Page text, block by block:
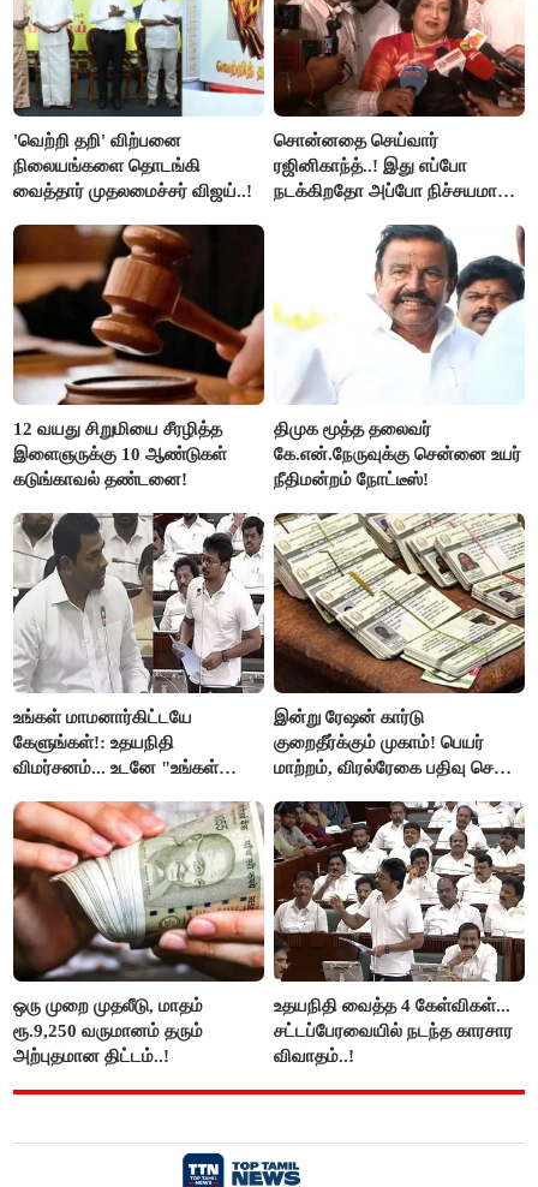
'வெற்றி தறி' விற்பனை
நிலையங்களை தொடங்கி
வைத்தார் முதலமைச்சர் விஜய்..!
சொன்னதை செய்வார்
ரஜினிகாந்த்..! இது எப்போ
நடக்கிறதோ அப்போ நிச்சயமாக
ரஜினிகாந்த்..!
12 வயது சிறுமியை சீரழித்த
இளைஞருக்கு 10 ஆண்டுகள்
கடுங்காவல் தண்டனை!
திமுக மூத்த தலைவர்
கே.என்.நேருவுக்கு சென்னை உயர்
நீதிமன்றம் நோட்டீஸ்!
உங்கள் மாமனார்கிட்டயே
கேளுங்கள்!: உதயநிதி
விமர்சனம்... உடனே "உங்கள்
ஆதவ் அர்ஜுனா பதிலடி!
இன்று ரேஷன் கார்டு
குறைதீர்க்கும் முகாம்! பெயர்
மாற்றம், விரல்ரேகை பதிவு செய்ய
ஒரு முறை முதலீடு, மாதம்
ரூ.9,250 வருமானம் தரும்
அற்புதமான திட்டம்..!
உதயநிதி வைத்த 4 கேள்விகள்...
சட்டப்பேரவையில் நடந்த காரசார
விவாதம்..!